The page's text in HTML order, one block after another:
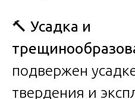
🔨 Усадка и
подвержен
твердения и